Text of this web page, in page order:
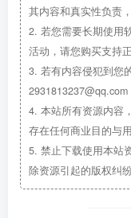
其内容和真实性负责
2. 若您需要长期使用
活动，请您购买支持
3. 若有内容侵犯到您
4. 本站所有资源内容
存在任何商业目的与
5. 禁止下载使用本站
除资源引起的版权纠